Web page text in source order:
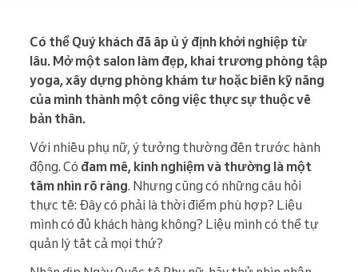
Có thể Quý khách đã ấp ủ ý định khởi nghiệp từ
lâu. Mở một salon làm đẹp, khai trương phòng tập
yoga, xây dựng phòng khám tư hoặc biến kỹ năng
của mình thành một công việc thực sự thuộc về
bản thân.
Với nhiều phụ nữ, ý tưởng thường đến trước hành
động. Có đam mê, kinh nghiệm và thường là một
tầm nhìn rõ ràng. Nhưng cũng có những câu hỏi
thực tế: Đây có phải là thời điểm phù hợp? Liệu
mình có đủ khách hàng không? Liệu mình có thể tự
quản lý tất cả mọi thứ?